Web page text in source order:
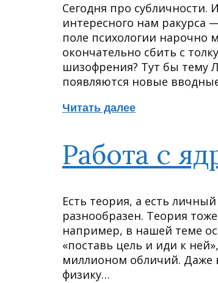
Сегодня про субличности.
интересного нам ракурса
поле психологии
окончательно сбить с
шизофрения? Тут бы тему
появляются новые
Читать далее
Работа с
Есть теория, а есть
разнообразен. Теория
например, в нашей теме
«поставь цель и иди к
миллионом обличий. Даже
физику…